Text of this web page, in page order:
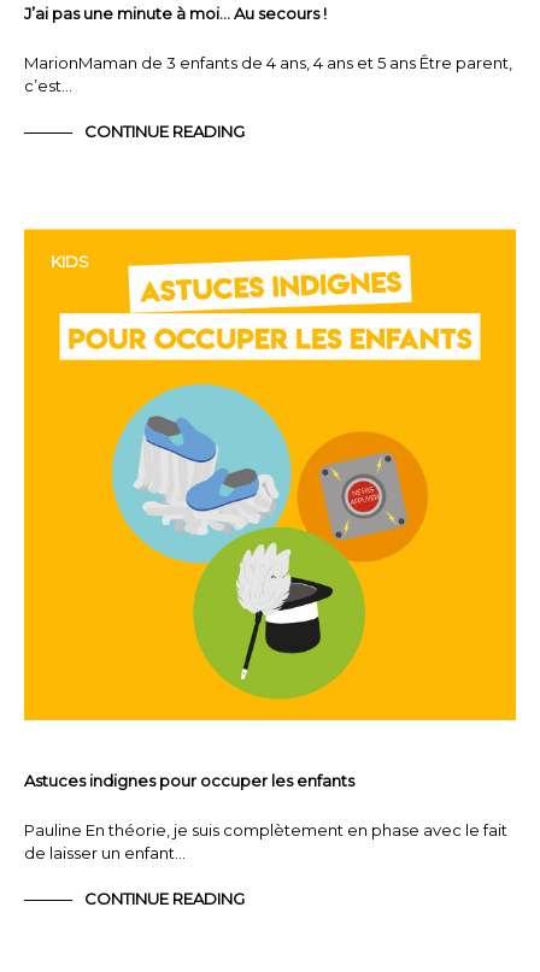
J’ai pas une minute à moi… Au secours !
MarionMaman de 3 enfants de 4 ans, 4 ans et 5 ans Être parent,
c’est…
CONTINUE READING
KIDS
Astuces indignes pour occuper les enfants
Pauline En théorie, je suis complètement en phase avec le fait
de laisser un enfant…
CONTINUE READING